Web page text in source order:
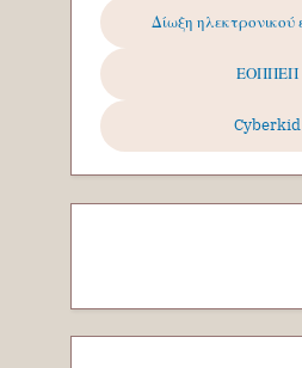
Δίωξη ηλεκτρονικού
ΕΟΠΠΕΠ
Cyberkid